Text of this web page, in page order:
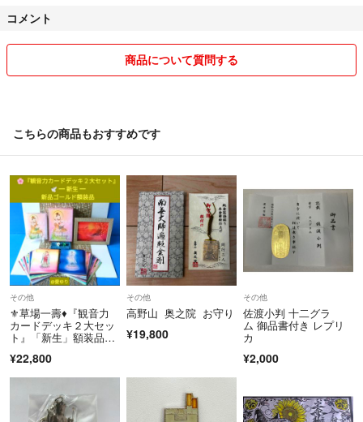
売り切れの場合がありますので、購入前にコメントよりご確認宜しくお
願い致します。
購入前にコメントよりお知らせ下さい、お纏め変更致します。(購入後
のお値引きはできません)
サボテンの育て方は、種類・季節・環境によって育て方は変わります。
本やインターネットに詳しく載っていますのでお調べ下さい(＞人＜;)
♡いいね！いただきましても、状態が変わりますので再出品・値段変更
あります。
•土に隠れている部分には傷・汚れなどがあり、全て購入時の名前で
す。
•完璧をお求めの方は購入控えて下さい。
•梱包には新聞紙・再利用の物を使用します。
☆雑貨・服
•フレンチキーホルダー・ミニチュアチャームは2点目からは100円お値
引き致します。
コメント
商品について質問する
こちらの商品もおすすめです
その他
⚜️草場一壽♦『観音力
カードデッキ２大セッ
ト』「新生」額装品⭐
¥22,800
その他
高野山 奥之院 お守り
¥19,800
その他
佐渡小判 十二グラ
ム 御品書付き レプリ
カ
¥2,000